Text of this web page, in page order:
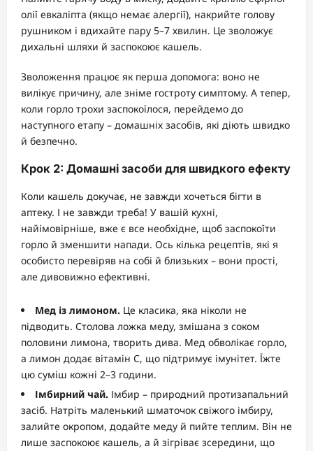
олії евкаліпта (якщо немає алергії), накрийте голову
рушником і вдихайте пару 5–7 хвилин. Це зволожує
дихальні шляхи й заспокоює кашель.
Зволоження працює як перша допомога: воно не
вилікує причину, але зніме гостроту симптому. А тепер,
коли горло трохи заспокоїлося, перейдемо до
наступного етапу – домашніх засобів, які діють швидко
й безпечно.
Крок 2: Домашні засоби для швидкого ефекту
Коли кашель докучає, не завжди хочеться бігти в
аптеку. І не завжди треба! У вашій кухні,
найімовірніше, вже є все необхідне, щоб заспокоїти
горло й зменшити напади. Ось кілька рецептів, які я
особисто перевіряв на собі й близьких – вони прості,
але дивовижно ефективні.
Мед із лимоном. Це класика, яка ніколи не
підводить. Столова ложка меду, змішана з соком
половини лимона, творить дива. Мед обволікає горло,
а лимон додає вітамін С, що підтримує імунітет. Їжте
цю суміш кожні 2–3 години.
Імбирний чай. Імбир – природний протизапальний
засіб. Натріть маленький шматочок свіжого імбиру,
залийте окропом, додайте меду й пийте теплим. Він не
лише заспокоює кашель, а й зігріває зсередини, що